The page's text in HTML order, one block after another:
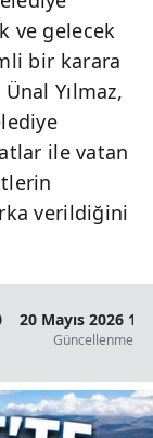
ve gelecek
bir karara
Yılmaz,
ile vatan
verildiğini
20 Mayıs 2026
Güncellenme